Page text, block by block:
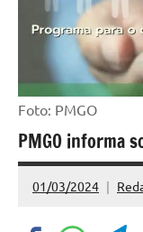
Foto: PMGO
PMGO informa
01/03/2024
Nenhum